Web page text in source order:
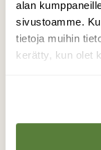
alan
sivustoamme.
tietoja muihin
kerätty, kun olet
Yllätti minut